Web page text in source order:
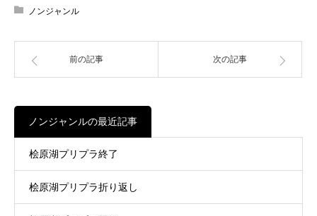
ノンジャンル
前の記事 次の記事
ノンジャンルの最近記事
桧原湖プリプラ終了
桧原湖プリプラ折り返し